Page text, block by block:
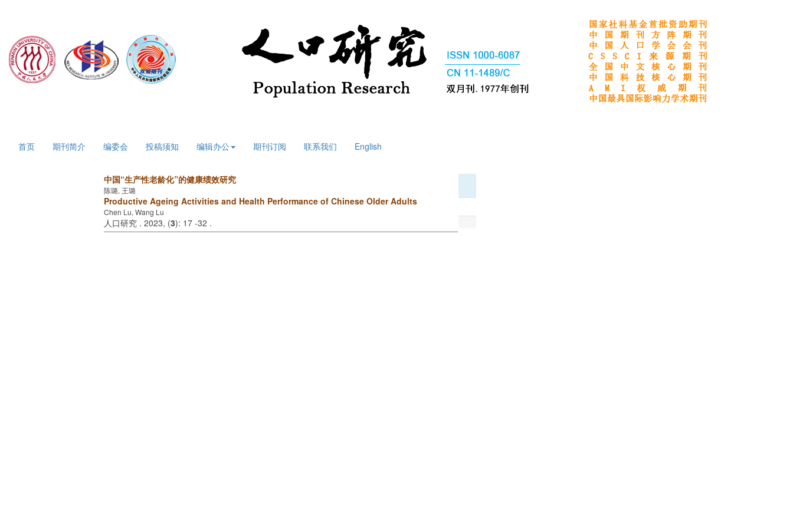
首页 期刊简介 编委会 投稿须知 编辑办公 期刊订阅 联系我们 English
中国“生产性老龄化”的健康绩效研究
陈璐, 王璐
Productive Ageing Activities and Health Performance of Chinese Older Adults
Chen Lu, Wang Lu
人口研究 . 2023, (3): 17 -32 .